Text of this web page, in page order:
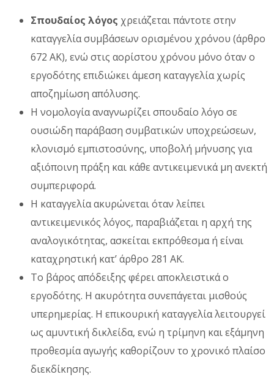
Σπουδαίος λόγος χρειάζεται πάντοτε στην
καταγγελία συμβάσεων ορισμένου χρόνου (άρθρο
672 ΑΚ), ενώ στις αορίστου χρόνου μόνο όταν ο
εργοδότης επιδιώκει άμεση καταγγελία χωρίς
αποζημίωση απόλυσης.
Η νομολογία αναγνωρίζει σπουδαίο λόγο σε
ουσιώδη παράβαση συμβατικών υποχρεώσεων,
κλονισμό εμπιστοσύνης, υποβολή μήνυσης για
αξιόποινη πράξη και κάθε αντικειμενικά μη ανεκτή
συμπεριφορά.
Η καταγγελία ακυρώνεται όταν λείπει
αντικειμενικός λόγος, παραβιάζεται η αρχή της
αναλογικότητας, ασκείται εκπρόθεσμα ή είναι
καταχρηστική κατ’ άρθρο 281 ΑΚ.
Το βάρος απόδειξης φέρει αποκλειστικά ο
εργοδότης. Η ακυρότητα συνεπάγεται μισθούς
υπερημερίας. Η επικουρική καταγγελία λειτουργεί
ως αμυντική δικλείδα, ενώ η τρίμηνη και εξάμηνη
προθεσμία αγωγής καθορίζουν το χρονικό πλαίσο
διεκδίκησης.